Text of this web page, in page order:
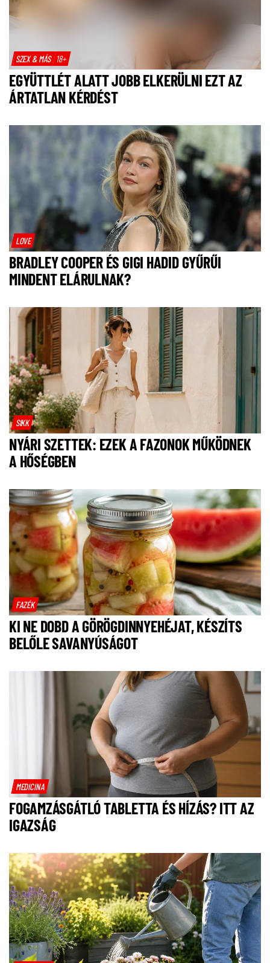
SZEX & MÁS 18+
EGYÜTTLÉT ALATT JOBB ELKERÜLNI EZT AZ
ÁRTATLAN KÉRDÉST
LOVE
BRADLEY COOPER ÉS GIGI HADID GYŰRŰI
MINDENT ELÁRULNAK?
SIKK
NYÁRI SZETTEK: EZEK A FAZONOK MŰKÖDNEK
A HŐSÉGBEN
FAZÉK
KI NE DOBD A GÖRÖGDINNYEHÉJAT, KÉSZÍTS
BELŐLE SAVANYÚSÁGOT
MEDICINA
FOGAMZÁSGÁTLÓ TABLETTA ÉS HÍZÁS? ITT AZ
IGAZSÁG